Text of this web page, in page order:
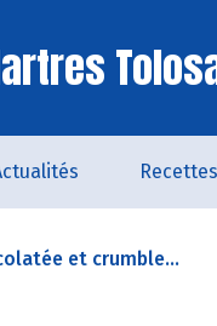
Recettes
et crumble...